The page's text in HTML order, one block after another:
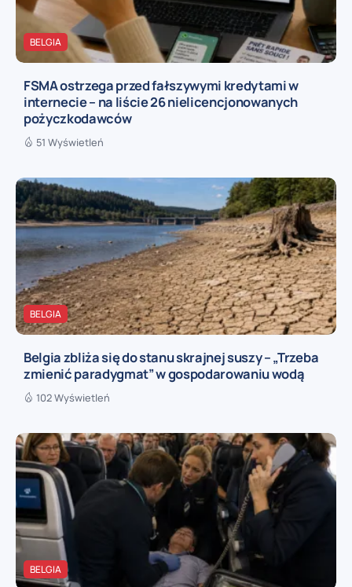
BELGIA
FSMA ostrzega przed fałszywymi kredytami w
internecie – na liście 26 nielicencjonowanych
pożyczkodawców
51 Wyświetleń
BELGIA
Belgia zbliża się do stanu skrajnej suszy – „Trzeba
zmienić paradygmat” w gospodarowaniu wodą
102 Wyświetleń
BELGIA